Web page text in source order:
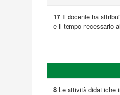
17 Il docente ha
e il tempo necessario
8 Le attività didattiche